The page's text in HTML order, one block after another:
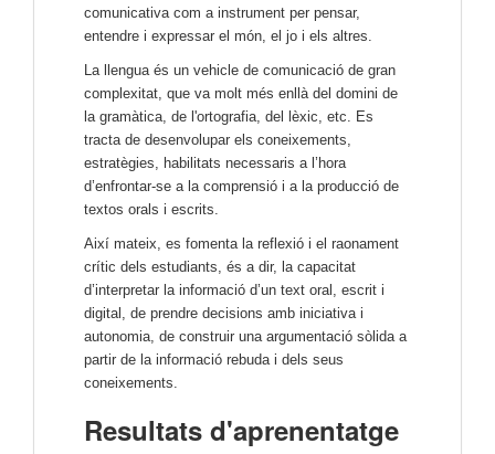
comunicativa com a instrument per pensar,
entendre i expressar el món, el jo i els altres.
La llengua és un vehicle de comunicació de gran
complexitat, que va molt més enllà del domini de
la gramàtica, de l'ortografia, del lèxic, etc. Es
tracta de desenvolupar els coneixements,
estratègies, habilitats necessaris a l’hora
d’enfrontar-se a la comprensió i a la producció de
textos orals i escrits.
Així mateix, es fomenta la reflexió i el raonament
crític dels estudiants, és a dir, la capacitat
d’interpretar la informació d’un text oral, escrit i
digital, de prendre decisions amb iniciativa i
autonomia, de construir una argumentació sòlida a
partir de la informació rebuda i dels seus
coneixements.
Resultats d'aprenentatge